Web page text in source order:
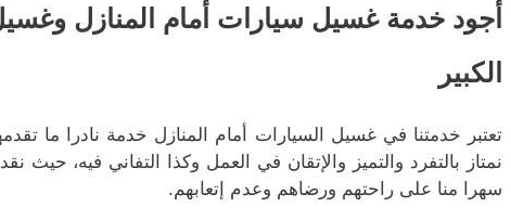
أجود خدمة غسيل سيارات أمام المنازل
الكبير
تعتبر خدمتنا في غسيل السيارات أمام المنازل خدمة نادرا ما
نمتاز بالتفرد والتميز والإتقان في العمل وكذا التفاني فيه، حيث
سهرا منا على راحتهم ورضاهم وعدم إتعابهم.